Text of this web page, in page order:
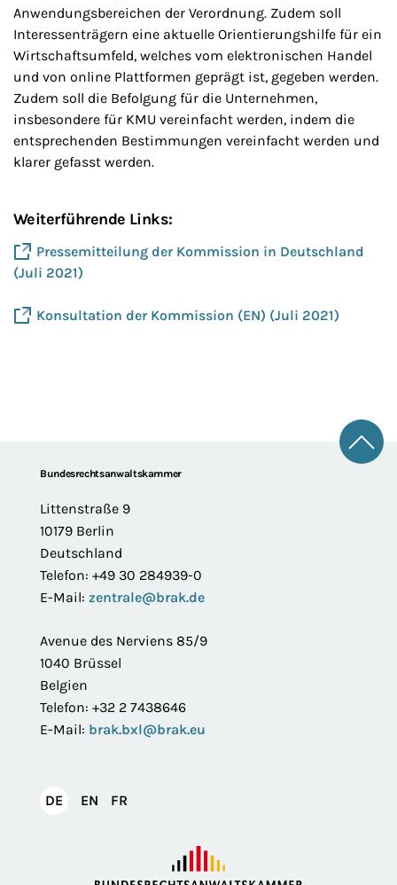
Anwendungsbereichen der Verordnung. Zudem soll
Interessenträgern eine aktuelle Orientierungshilfe für ein
Wirtschaftsumfeld, welches vom elektronischen Handel
und von online Plattformen geprägt ist, gegeben werden.
Zudem soll die Befolgung für die Unternehmen,
insbesondere für KMU vereinfacht werden, indem die
entsprechenden Bestimmungen vereinfacht werden und
klarer gefasst werden.
Weiterführende Links:
Pressemitteilung der Kommission in Deutschland
(Juli 2021)
Konsultation der Kommission (EN) (Juli 2021)
FooterBundesrechtsanwaltskammer
Littenstraße 9
10179 Berlin
Deutschland
Telefon: +49 30 284939-0
E-Mail: zentrale@brak.de
Avenue des Nerviens 85/9
1040 Brüssel
Belgien
Telefon: +32 2 7438646
E-Mail: brak.bxl@brak.eu
DEDeutsch
EN English
FR